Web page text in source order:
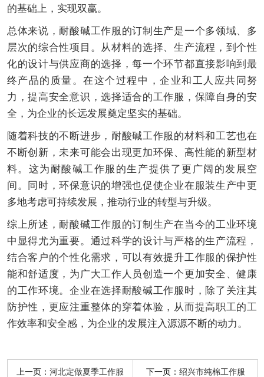
的基础上，实现双赢。
总体来说，耐酸碱工作服的订制生产是一个多领域、多
层次的综合性项目。从材料的选择、生产流程，到个性
化的设计与供应商的选择，每一个环节都直接影响到最
终产品的质量。在这个过程中，企业和工人应共同努
力，提高安全意识，选择适合的工作服，保障自身的安
全，为企业的长远发展奠定坚实的基础。
随着科技的不断进步，耐酸碱工作服的材料和工艺也在
不断创新，未来可能会出现更加环保、高性能的新型材
料。这为耐酸碱工作服的生产提供了更广阔的发展空
间。同时，环保意识的增强也促使企业在服装生产中更
多地考虑可持续发展，推动行业的转型与升级。
综上所述，耐酸碱工作服的订制生产在当今的工业环境
中显得尤为重要。通过科学的设计与严格的生产流程，
结合客户的个性化需求，可以有效提升工作服的保护性
能和舒适度，为广大工作人员创造一个更加安全、健康
的工作环境。企业在选择耐酸碱工作服时，除了关注其
防护性，更应注重整体的穿着体验，从而提高职工的工
作效率和安全感，为企业的发展注入源源不断的动力。
上一页：河北定做夏季工作服 下一页： 绍兴市纯棉工作服